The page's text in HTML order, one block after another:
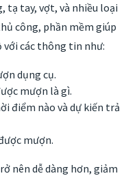
tạ tay, vợt, và nhiều loại
công, phần mềm giúp
các thông tin như:
dụng cụ.
mượn là gì.
điểm nào và dự kiến trả
mượn.
nên dễ dàng hơn, giảm